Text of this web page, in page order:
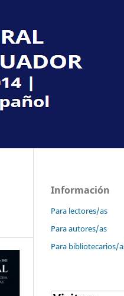
Información
Para lectores/as
Para autores/as
Para bibliotecarios/